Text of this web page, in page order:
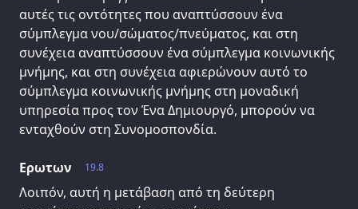
αυτές τις οντότητες που αναπτύσσουν ένα
σύμπλεγμα νου/σώματος/πνεύματος, και στη
συνέχεια αναπτύσσουν ένα σύμπλεγμα κοινωνικής
μνήμης, και στη συνέχεια αφιερώνουν αυτό το
σύμπλεγμα κοινωνικής μνήμης στη μοναδική
υπηρεσία προς τον Ένα Δημιουργό, μπορούν να
ενταχθούν στη Συνομοσπονδία.
19.8
Ερωτων
Λοιπόν, αυτή η μετάβαση από τη δεύτερη